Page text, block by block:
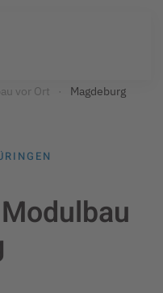
vor Ort Magdeburg